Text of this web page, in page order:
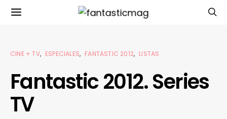
CINE + TV ESPECIALES FANTASTIC 2012 LISTAS
Fantastic 2012. Series
TV